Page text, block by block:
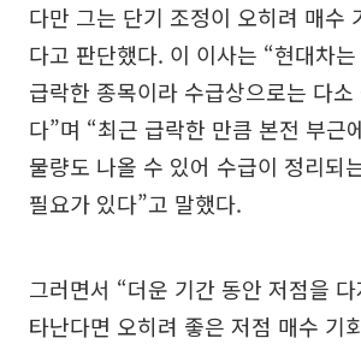
다만 그는 단기 조정이 오히려 매수
다고 판단했다. 이 이사는 “현대차
급락한 종목이라 수급상으로는 다
다”며 “최근 급락한 만큼 본전 부근
물량도 나올 수 있어 수급이 정리되
필요가 있다”고 말했다.
그러면서 “더운 기간 동안 저점을
타난다면 오히려 좋은 저점 매수 기